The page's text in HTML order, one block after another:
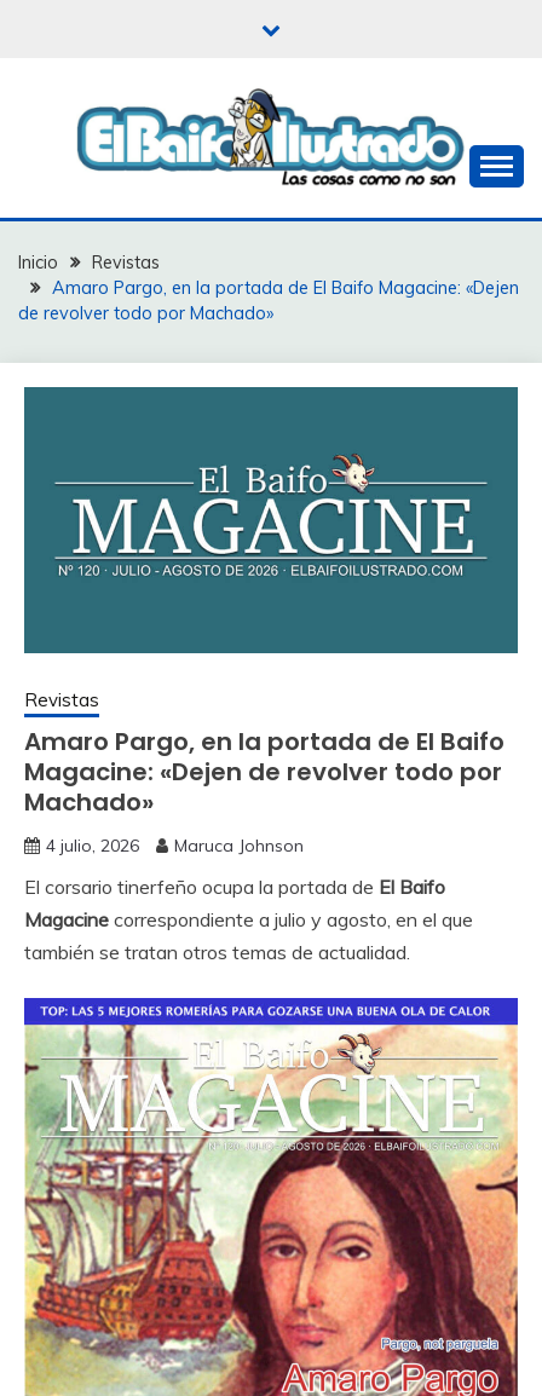
EL BAIFO ILUSTRADO
Inicio
Revistas
Amaro Pargo, en la portada de El Baifo Magacine: «Dejen
de revolver todo por Machado»
Revistas
Amaro Pargo, en la portada de El Baifo
Magacine: «Dejen de revolver todo por
Machado»
4 julio, 2026 Maruca Johnson
El corsario tinerfeño ocupa la portada de El Baifo
Magacine correspondiente a julio y agosto, en el que
también se tratan otros temas de actualidad.